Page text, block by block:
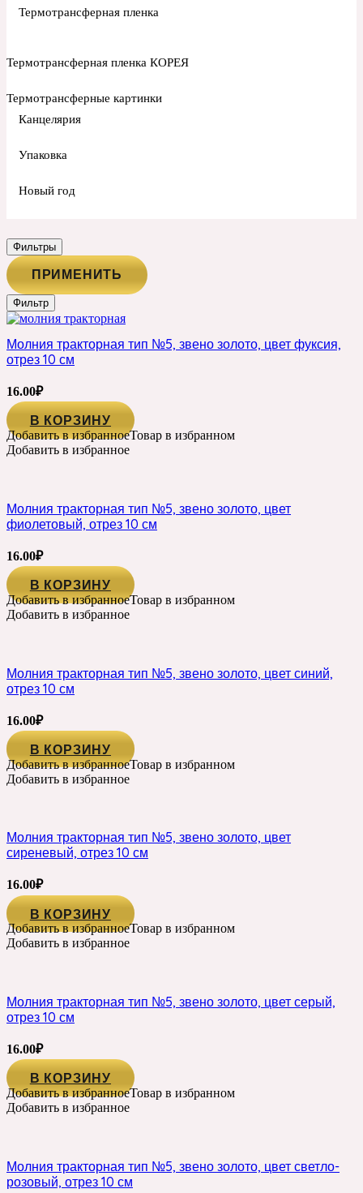
Термотрансферная пленка
Термотрансферная пленка КОРЕЯ
Термотрансферные картинки
Канцелярия
Упаковка
Новый год
Фильтры
ПРИМЕНИТЬ
Фильтр
Молния тракторная тип №5, звено золото, цвет фуксия,
отрез 10 см
16.00₽
В КОРЗИНУ
Добавить в избранноеТовар в избранном
Добавить в избранное
Молния тракторная тип №5, звено золото, цвет
фиолетовый, отрез 10 см
16.00₽
В КОРЗИНУ
Добавить в избранноеТовар в избранном
Добавить в избранное
Молния тракторная тип №5, звено золото, цвет синий,
отрез 10 см
16.00₽
В КОРЗИНУ
Добавить в избранноеТовар в избранном
Добавить в избранное
Молния тракторная тип №5, звено золото, цвет
сиреневый, отрез 10 см
16.00₽
В КОРЗИНУ
Добавить в избранноеТовар в избранном
Добавить в избранное
Молния тракторная тип №5, звено золото, цвет серый,
отрез 10 см
16.00₽
В КОРЗИНУ
Добавить в избранноеТовар в избранном
Добавить в избранное
Молния тракторная тип №5, звено золото, цвет светло-
розовый, отрез 10 см